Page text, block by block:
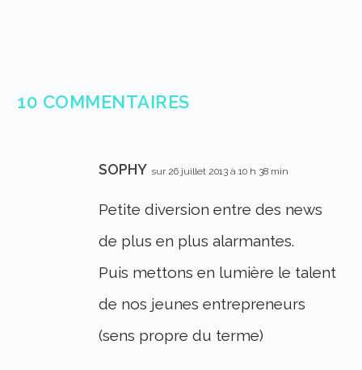
10 COMMENTAIRES
SOPHY sur 26 juillet 2013 à 10 h 38 min
Petite diversion entre des news
de plus en plus alarmantes.
Puis mettons en lumière le talent
de nos jeunes entrepreneurs
(sens propre du terme)